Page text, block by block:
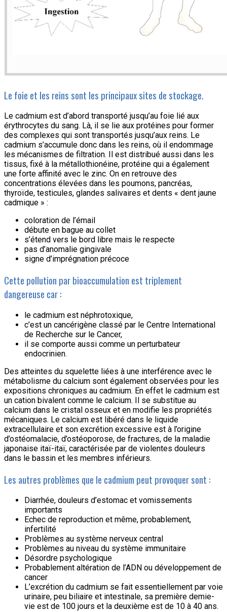
Le foie et les reins sont les principaux sites de stockage.
Le cadmium est d’abord transporté jusqu’au foie lié aux
érythrocytes du sang. Là, il se lie aux protéines pour former
des complexes qui sont transportés jusqu’aux reins. Le
cadmium s’accumule donc dans les reins, où il endommage
les mécanismes de filtration. Il est distribué aussi dans les
tissus, fixé à la métallothionéine, protéine qui a également
une forte affinité avec le zinc. On en retrouve des
concentrations élevées dans les poumons, pancréas,
thyroïde, testicules, glandes salivaires et dents « dent jaune
cadmique » :
coloration de l’émail
débute en bague au collet
s’étend vers le bord libre mais le respecte
pas d’anomalie gingivale
signe d’imprégnation précoce
Cette pollution par bioaccumulation est triplement
dangereuse car :
le cadmium est néphrotoxique,
c’est un cancérigène classé par le Centre International
de Recherche sur le Cancer,
il se comporte aussi comme un perturbateur
endocrinien.
Des atteintes du squelette liées à une interférence avec le
métabolisme du calcium sont également observées pour les
expositions chroniques au cadmium. En effet le cadmium est
un cation bivalent comme le calcium. Il se substitue au
calcium dans le cristal osseux et en modifie les propriétés
mécaniques. Le calcium est libéré dans le liquide
extracellulaire et son excrétion excessive est à l’origine
d’ostéomalacie, d’ostéoporose, de fractures, de la maladie
japonaise itaï-itaï, caractérisée par de violentes douleurs
dans le bassin et les membres inférieurs.
Les autres problèmes que le cadmium peut provoquer sont :
Diarrhée, douleurs d’estomac et vomissements
importants
Echec de reproduction et même, probablement,
infertilité
Problèmes au système nerveux central
Problèmes au niveau du système immunitaire
Désordre psychologique
Probablement altération de l’ADN ou développement de
cancer
L’excrétion du cadmium se fait essentiellement par voie
urinaire, peu biliaire et intestinale, sa première demie-
vie est de 100 jours et la deuxième est de 10 à 40 ans.